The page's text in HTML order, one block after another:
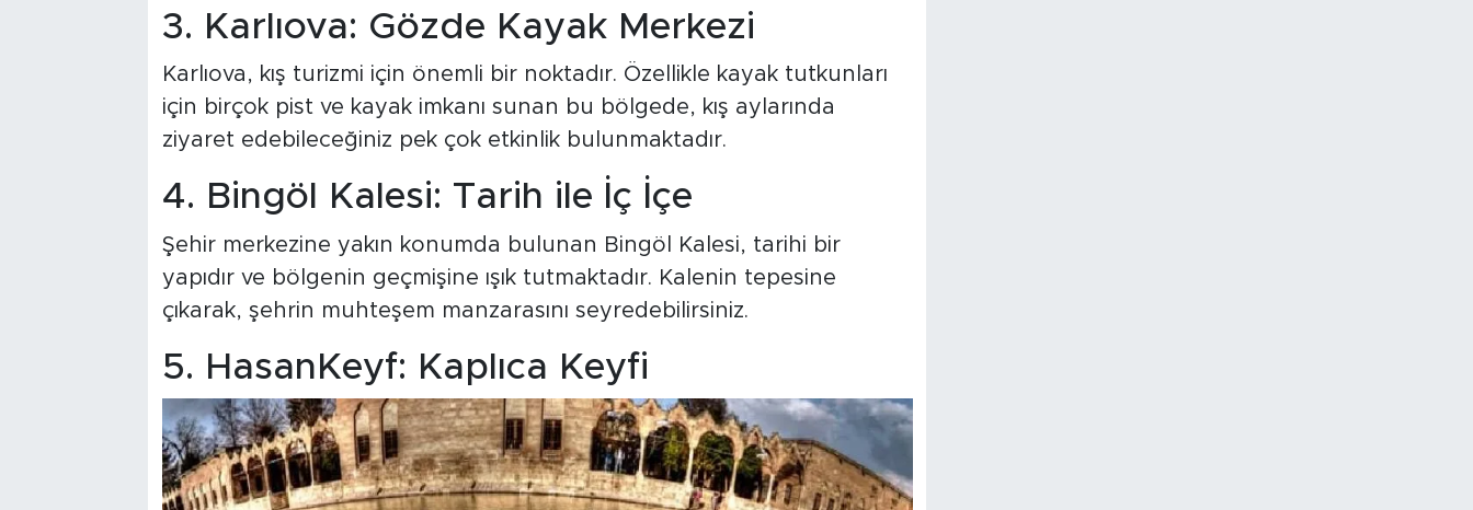
3. Karlıova: Gözde Kayak Merkezi
Karlıova, kış turizmi için önemli bir noktadır. Özellikle kayak tutkunları
için birçok pist ve kayak imkanı sunan bu bölgede, kış aylarında
ziyaret edebileceğiniz pek çok etkinlik bulunmaktadır.
4. Bingöl Kalesi: Tarih ile İç İçe
Şehir merkezine yakın konumda bulunan Bingöl Kalesi, tarihi bir
yapıdır ve bölgenin geçmişine ışık tutmaktadır. Kalenin tepesine
çıkarak, şehrin muhteşem manzarasını seyredebilirsiniz.
5. HasanKeyf: Kaplıca Keyfi